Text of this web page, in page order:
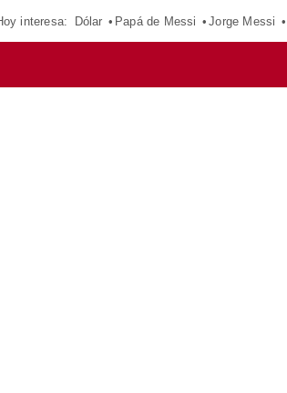
interesa: Dólar Papá de Messi Jorge Messi